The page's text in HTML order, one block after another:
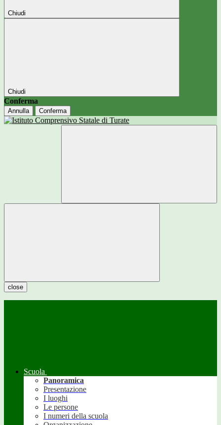
Chiudi
Chiudi
Conferma
Annulla Conferma
close
Scuola
Panoramica
Presentazione
I luoghi
Le persone
I numeri della scuola